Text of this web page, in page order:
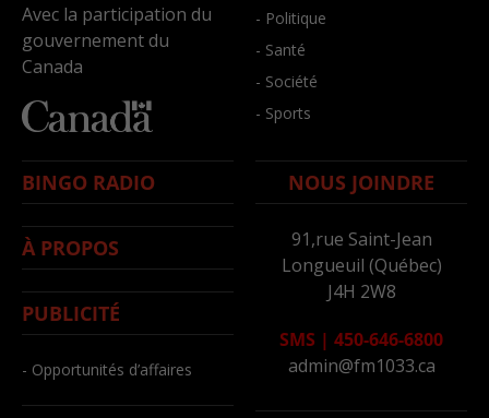
Avec la participation du
gouvernement du
Canada
- Politique
- Santé
- Société
- Sports
BINGO RADIO
À PROPOS
PUBLICITÉ
- Opportunités d’affaires
NOUS JOINDRE
91,rue Saint-Jean
Longueuil (Québec)
J4H 2W8
SMS | 450-646-6800
admin@fm1033.ca